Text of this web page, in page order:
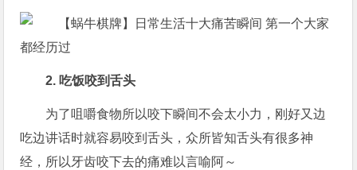
2. 吃饭咬到舌头
为了咀嚼食物所以咬下瞬间不会太小力，刚好又边
吃边讲话时就容易咬到舌头，众所皆知舌头有很多神
经，所以牙齿咬下去的痛难以言喻阿～